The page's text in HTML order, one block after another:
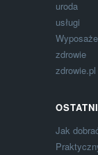
uroda
usługi
zdrowie
zdrowie.pl
Jak